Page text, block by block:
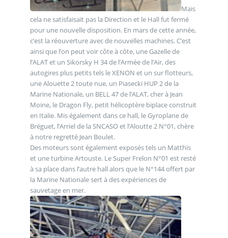
Mais
cela ne satisfaisait pas la Direction et le Hall fut fermé
pour une nouvelle disposition. En mars de cette année,
c’est la réouverture avec de nouvelles machines. C’est
ainsi que l’on peut voir côte à côte, une Gazelle de
l’ALAT et un Sikorsky H 34 de l’Armée de l’Air, des
autogires plus petits tels le XENON et un sur flotteurs,
une Alouette 2 toute nue, un Piasecki HUP 2 de la
Marine Nationale, un BELL 47 de l’ALAT, cher à Jean
Moine, le Dragon Fly, petit hélicoptère biplace construit
en Italie. Mis également dans ce hall, le Gyroplane de
Bréguet, l’Arriel de la SNCASO et l’Aloutte 2 N°01, chère
à notre regretté Jean Boulet.
Des moteurs sont également exposés tels un Matthis
et une turbine Artouste. Le Super Frelon N°01 est resté
à sa place dans l’autre hall alors que le N°144 offert par
la Marine Nationale sert à des expériences de
sauvetage en mer.